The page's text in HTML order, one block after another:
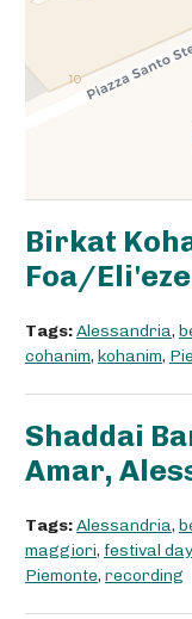
Birkat
Foa/
Tags:Alessandria,
cohanim, kohanim,
Shaddai
Amar,
Tags:Alessandria,
maggiori, festival
Piemonte, recording